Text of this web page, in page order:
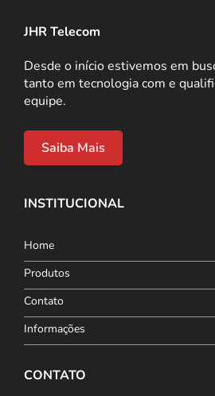
JHR Telecom
Desde o início estivemos em
tanto em tecnologia com e
equipe.
Saiba Mais
INSTITUCIONAL
Home
Produtos
Contato
Informações
CONTATO